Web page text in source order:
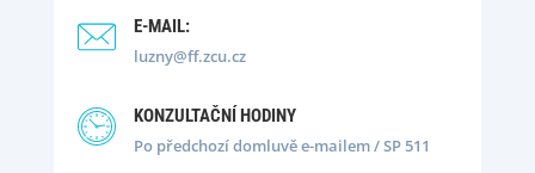
E-MAIL:
luzny@ff.zcu.cz
KONZULTAČNÍ HODINY
Po předchozí domluvě e-mailem / SP 511